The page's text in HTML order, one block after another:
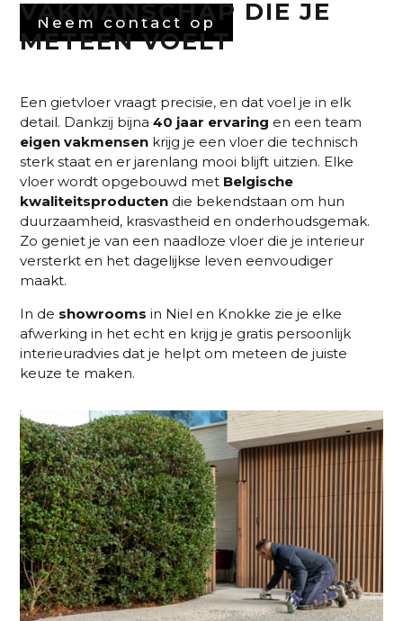
Neem contact op
VAKMANSCHAP DIE JE
METEEN VOELT
Een gietvloer vraagt precisie, en dat voel je in elk
detail. Dankzij bijna40 jaar ervaring en een team
eigen vakmensen krijg je een vloer die technisch
sterk staat en er jarenlang mooi blijft uitzien. Elke
vloer wordt opgebouwd met Belgische
kwaliteitsproducten die bekendstaan om hun
duurzaamheid, krasvastheid en onderhoudsgemak.
Zo geniet je van een naadloze vloer die je interieur
versterkt en het dagelijkse leven eenvoudiger
maakt.
In de showrooms in Niel en Knokke zie je elke
afwerking in het echt en krijg je gratis persoonlijk
interieuradvies dat je helpt om meteen de juiste
keuze te maken.